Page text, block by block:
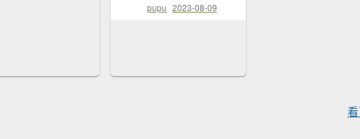
pupu 2023-08-09